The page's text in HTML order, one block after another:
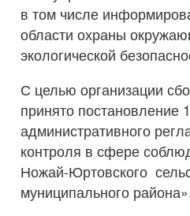
в том числе
области охраны
экологической
С целью организации
принято
административного
контроля в сфере
Ножай-Юртовского
муниципального